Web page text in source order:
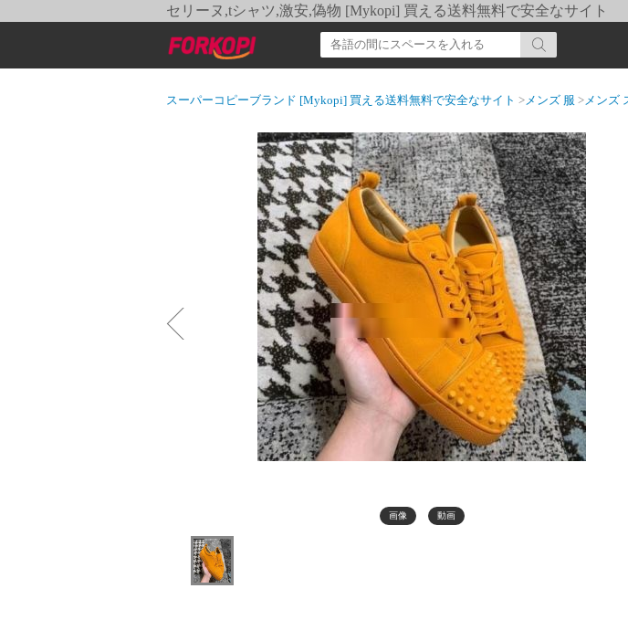
セリーヌ,tシャツ,激安,偽物 [Mykopi] 買える送料無料で安全なサイト
スーパーコピーブランド [Mykopi] 買える送料無料で安全なサイト >メンズ 服 >メンズ
画像 動画